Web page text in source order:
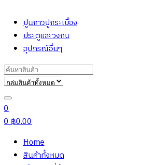
ปูนกาวปูกระเบื้อง
ประตูและวงกบ
อุปกรณ์อื่นๆ
Search
for:
0
0฿0.00
Home
สินค้าทั้งหมด